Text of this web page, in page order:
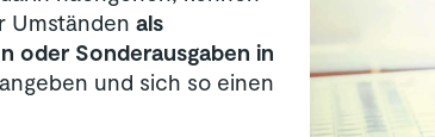
Umständen als
oder Sonderausgaben in
angeben und sich so einen